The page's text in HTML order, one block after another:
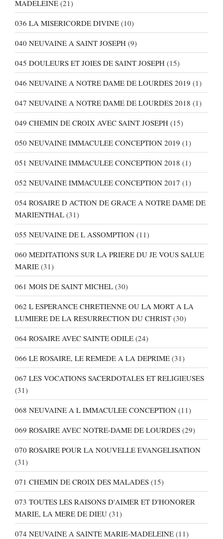
MADELEINE (21)
036 LA MISERICORDE DIVINE (10)
040 NEUVAINE A SAINT JOSEPH (9)
045 DOULEURS ET JOIES DE SAINT JOSEPH (15)
046 NEUVAINE A NOTRE DAME DE LOURDES 2019 (1)
047 NEUVAINE A NOTRE DAME DE LOURDES 2018 (1)
049 CHEMIN DE CROIX AVEC SAINT JOSEPH (15)
050 NEUVAINE IMMACULEE CONCEPTION 2019 (1)
051 NEUVAINE IMMACULEE CONCEPTION 2018 (1)
052 NEUVAINE IMMACULEE CONCEPTION 2017 (1)
054 ROSAIRE D ACTION DE GRACE A NOTRE DAME DE
MARIENTHAL (31)
055 NEUVAINE DE L ASSOMPTION (11)
060 MEDITATIONS SUR LA PRIERE DU JE VOUS SALUE
MARIE (31)
061 MOIS DE SAINT MICHEL (30)
062 L ESPERANCE CHRETIENNE OU LA MORT A LA
LUMIERE DE LA RESURRECTION DU CHRIST (30)
064 ROSAIRE AVEC SAINTE ODILE (24)
066 LE ROSAIRE, LE REMEDE A LA DEPRIME (31)
067 LES VOCATIONS SACERDOTALES ET RELIGIEUSES
(31)
068 NEUVAINE A L IMMACULEE CONCEPTION (11)
069 ROSAIRE AVEC NOTRE-DAME DE LOURDES (29)
070 ROSAIRE POUR LA NOUVELLE EVANGELISATION
(31)
071 CHEMIN DE CROIX DES MALADES (15)
073 TOUTES LES RAISONS D'AIMER ET D'HONORER
MARIE, LA MERE DE DIEU (31)
074 NEUVAINE A SAINTE MARIE-MADELEINE (11)